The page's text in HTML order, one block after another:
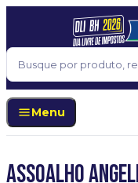
Pular para o conteúdo
Buscar
Menu
Assoalho